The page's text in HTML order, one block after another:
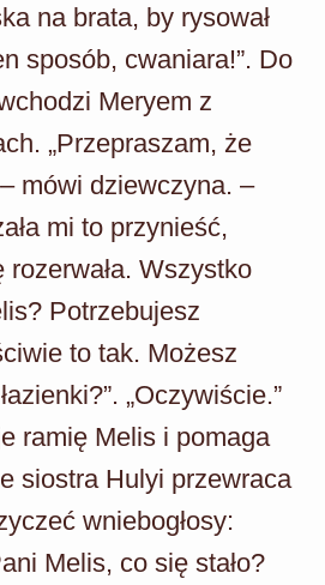
na brata, by rysował
sposób, cwaniara!”. Do
Meryem z
„Przepraszam, że
mówi dziewczyna. –
mi to przynieść,
Wszystko
Potrzebujesz
to tak. Możesz
„Oczywiście.”
ramię Melis i pomaga
siostra Hulyi przewraca
wniebogłosy:
Melis, co się stało?